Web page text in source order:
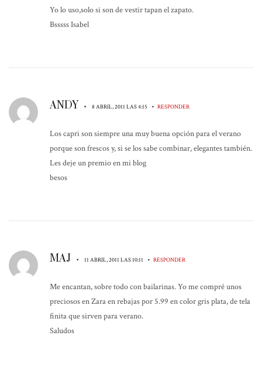
Yo lo uso,solo si son de vestir tapan el zapato.
Bsssss Isabel
ANDY • 8 ABRIL, 2011 LAS 4:15 • RESPONDER
Los capri son siempre una muy buena opción para el verano
porque son frescos y, si se los sabe combinar, elegantes también.
Les deje un premio en mi blog
besos
MAJ • 11 ABRIL, 2011 LAS 10:11 • RESPONDER
Me encantan, sobre todo con bailarinas. Yo me compré unos
preciosos en Zara en rebajas por 5.99 en color gris plata, de tela
finita que sirven para verano.
Saludos